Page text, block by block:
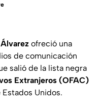
ofreció una
de comunicación
salió de la lista negra
Extranjeros (OFAC)
Unidos.